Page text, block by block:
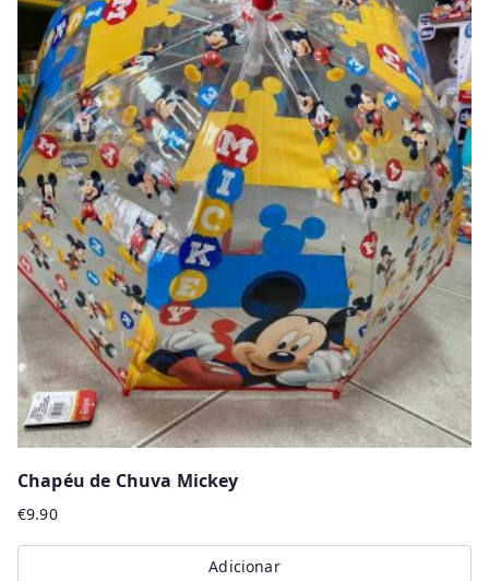
Chapéu de Chuva Mickey
€9.90
Adicionar